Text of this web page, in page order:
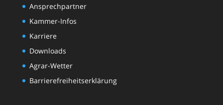
Ansprechpartner
Kammer-Infos
Karriere
Downloads
Agrar-Wetter
Barrierefreiheitserklärung